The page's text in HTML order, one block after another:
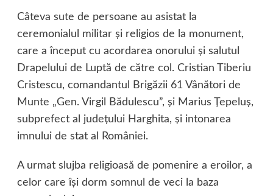
Câteva sute de persoane au asistat la
ceremonialul militar şi religios de la monument,
care a început cu acordarea onorului şi salutul
Drapelului de Luptă de către col. Cristian Tiberiu
Cristescu, comandantul Brigăzii 61 Vânători de
Munte „Gen. Virgil Bădulescu”, şi Marius Ţepeluş,
subprefect al judeţului Harghita, şi intonarea
imnului de stat al României.
A urmat slujba religioasă de pomenire a eroilor, a
celor care îşi dorm somnul de veci la baza